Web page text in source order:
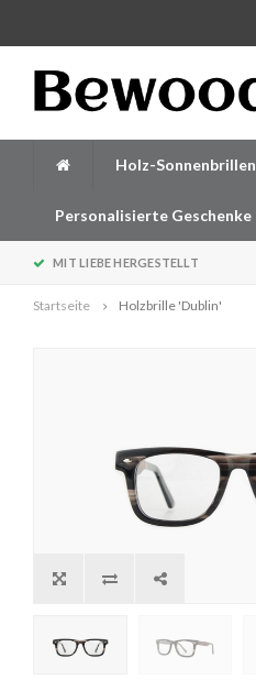
Holz-Sonnenbrillen
Personalisierte Geschenke
MIT LIEBE HERGESTELLT
Startseite Holzbrille 'Dublin'